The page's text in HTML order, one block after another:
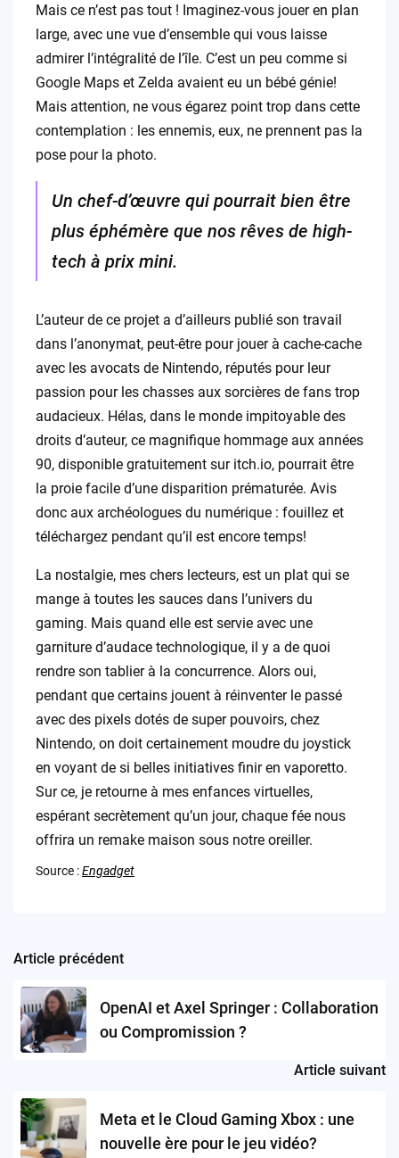
Mais ce n’est pas tout ! Imaginez-vous jouer en plan
large, avec une vue d’ensemble qui vous laisse
admirer l’intégralité de l’île. C’est un peu comme si
Google Maps et Zelda avaient eu un bébé génie!
Mais attention, ne vous égarez point trop dans cette
contemplation : les ennemis, eux, ne prennent pas la
pose pour la photo.
Un chef-d’œuvre qui pourrait bien être
plus éphémère que nos rêves de high-
tech à prix mini.
L’auteur de ce projet a d’ailleurs publié son travail
dans l’anonymat, peut-être pour jouer à cache-cache
avec les avocats de Nintendo, réputés pour leur
passion pour les chasses aux sorcières de fans trop
audacieux. Hélas, dans le monde impitoyable des
droits d’auteur, ce magnifique hommage aux années
90, disponible gratuitement sur itch.io, pourrait être
la proie facile d’une disparition prématurée. Avis
donc aux archéologues du numérique : fouillez et
téléchargez pendant qu’il est encore temps!
La nostalgie, mes chers lecteurs, est un plat qui se
mange à toutes les sauces dans l’univers du
gaming. Mais quand elle est servie avec une
garniture d’audace technologique, il y a de quoi
rendre son tablier à la concurrence. Alors oui,
pendant que certains jouent à réinventer le passé
avec des pixels dotés de super pouvoirs, chez
Nintendo, on doit certainement moudre du joystick
en voyant de si belles initiatives finir en vaporetto.
Sur ce, je retourne à mes enfances virtuelles,
espérant secrètement qu’un jour, chaque fée nous
offrira un remake maison sous notre oreiller.
Source :Engadget
Post
navigation
Article précédent
OpenAI et Axel Springer : Collaboration
ou Compromission ?
Article suivant
Meta et le Cloud Gaming Xbox : une
nouvelle ère pour le jeu vidéo?